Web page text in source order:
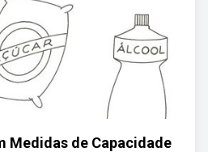
Medidas de Capacidade